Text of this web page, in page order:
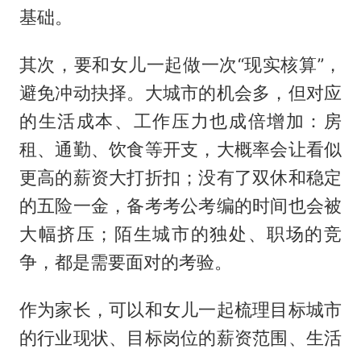
基础。
其次，要和女儿一起做一次“现实核算”，
避免冲动抉择。大城市的机会多，但对应
的生活成本、工作压力也成倍增加：房
租、通勤、饮食等开支，大概率会让看似
更高的薪资大打折扣；没有了双休和稳定
的五险一金，备考考公考编的时间也会被
大幅挤压；陌生城市的独处、职场的竞
争，都是需要面对的考验。
作为家长，可以和女儿一起梳理目标城市
的行业现状、目标岗位的薪资范围、生活